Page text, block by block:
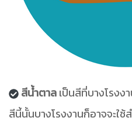
สีน้ำตาลเป็นสีที่บางโรงง
สีนี้นั้นบางโรงงานก็อาจจะใช้